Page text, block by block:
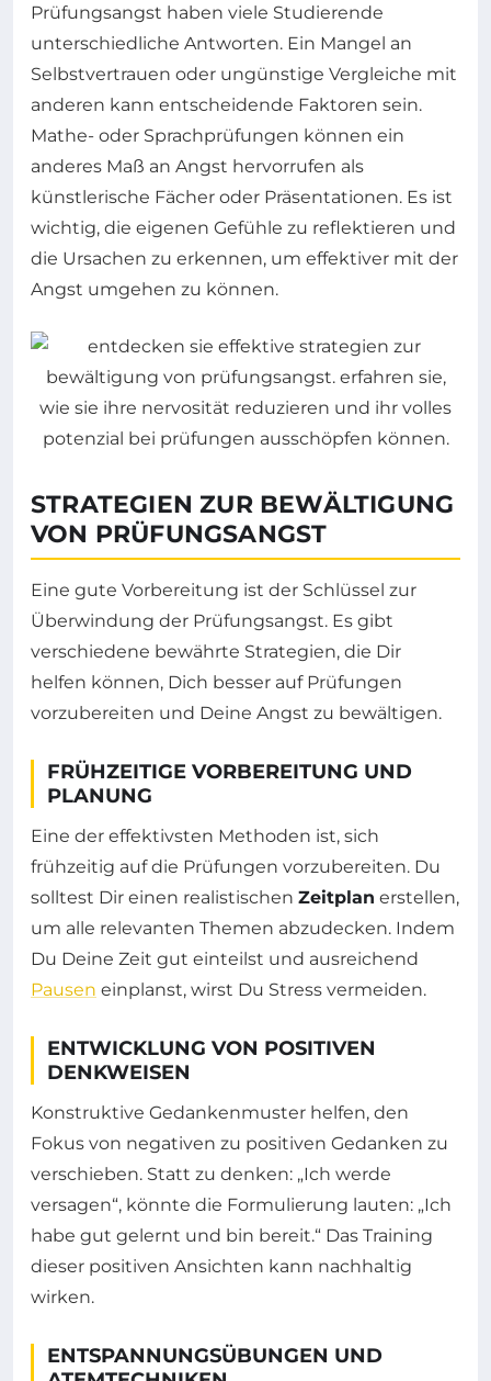
Prüfungsangst haben viele Studierende
unterschiedliche Antworten. Ein Mangel an
Selbstvertrauen oder ungünstige Vergleiche mit
anderen kann entscheidende Faktoren sein.
Mathe- oder Sprachprüfungen können ein
anderes Maß an Angst hervorrufen als
künstlerische Fächer oder Präsentationen. Es ist
wichtig, die eigenen Gefühle zu reflektieren und
die Ursachen zu erkennen, um effektiver mit der
Angst umgehen zu können.
STRATEGIEN ZUR BEWÄLTIGUNG
VON PRÜFUNGSANGST
Eine gute Vorbereitung ist der Schlüssel zur
Überwindung der Prüfungsangst. Es gibt
verschiedene bewährte Strategien, die Dir
helfen können, Dich besser auf Prüfungen
vorzubereiten und Deine Angst zu bewältigen.
FRÜHZEITIGE VORBEREITUNG UND
PLANUNG
Eine der effektivsten Methoden ist, sich
frühzeitig auf die Prüfungen vorzubereiten. Du
solltest Dir einen realistischen Zeitplan erstellen,
um alle relevanten Themen abzudecken. Indem
Du Deine Zeit gut einteilst und ausreichend
Pausen einplanst, wirst Du Stress vermeiden.
ENTWICKLUNG VON POSITIVEN
DENKWEISEN
Konstruktive Gedankenmuster helfen, den
Fokus von negativen zu positiven Gedanken zu
verschieben. Statt zu denken: „Ich werde
versagen“, könnte die Formulierung lauten: „Ich
habe gut gelernt und bin bereit.“ Das Training
dieser positiven Ansichten kann nachhaltig
wirken.
ENTSPANNUNGSÜBUNGEN UND